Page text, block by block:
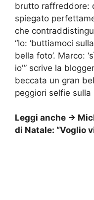
brutto raffreddore:
spiegato
che
“Io: ‘buttiamoci
bella foto’. Marco:
io'” scrive la
beccata un gran
peggiori selfie sulla
Leggi anche ->
di Natale: “Voglio